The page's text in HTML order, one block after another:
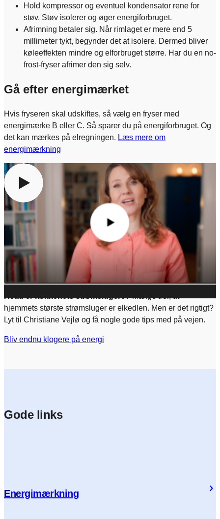
Hold kompressor og eventuel kondensator rene for
støv. Støv isolerer og øger energiforbruget.
Afrimning betaler sig. Når rimlaget er mere end 5
millimeter tykt, begynder det at isolere. Dermed bliver
køleeffekten mindre og elforbruget større. Har du en no-
frost-fryser afrimer den sig selv.
Gå efter energimærket
Hvis fryseren skal udskiftes, så vælg en fryser med
energimærke B eller C. Så sparer du på energiforbruget. Og
det kan mærkes på elregningen. Læs mere om
energimærkning
For at se indholdet skal du give samtykke til at anvende
cookies. Det gør du ved at klikke på knappen nedenfor og
vælge “Accepter alle”
Administrér samtykke
hjemmets største strømsluger er elkedlen. Men er det rigtigt?
Lyt til Christiane Vejlø og få nogle gode tips med på vejen.
Bliv endnu klogere på energi
Gode links
Energimærkning